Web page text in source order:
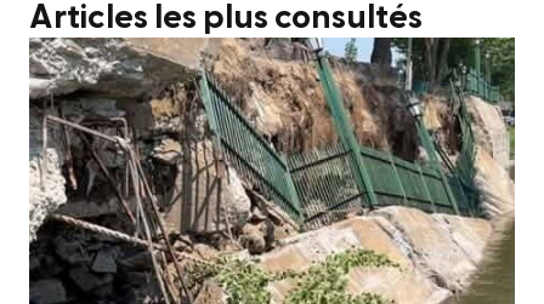
Articles les plus consultés